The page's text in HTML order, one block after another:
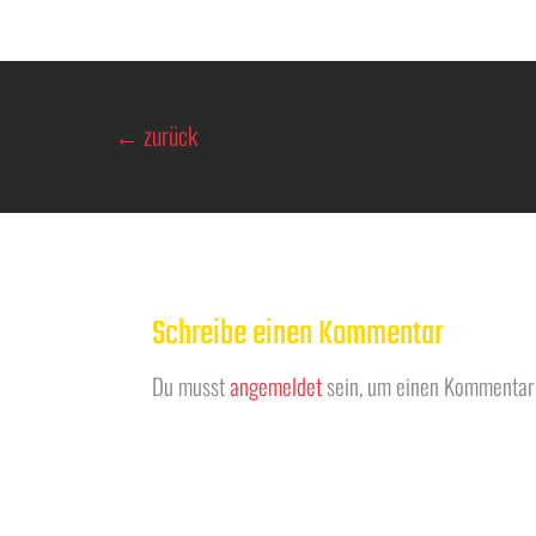
← zurück
Schreibe einen Kommentar
Du musstangemeldetsein, um einen